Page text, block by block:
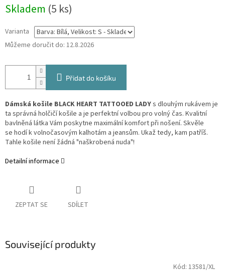
cena:
Skladem (5 ks)
Varianta
Můžeme doručit do: 12.8.2026
Přidat do košíku
Dámská košile BLACK HEART TATTOOED LADYs dlouhým rukávem je
ta správná holčičí košile a je perfektní volbou pro volný čas. Kvalitní
bavlněná látka Vám poskytne maximální komfort při nošení. Skvěle
se hodí k volnočasovým kalhotám a jeansům. Ukaž tedy, kam patříš.
Tahle košile není žádná "naškrobená nuda"!
Detailní informace
ZEPTAT SE SDÍLET
Související produkty
Kód: 13581/XL